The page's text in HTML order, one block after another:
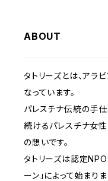
ABOUT
タトリーズとは、アラ
なっています。
パレスチナ伝統の手
続けるパレスチナ女性
の想いです。
タトリーズは認定
ーン」によって始まり